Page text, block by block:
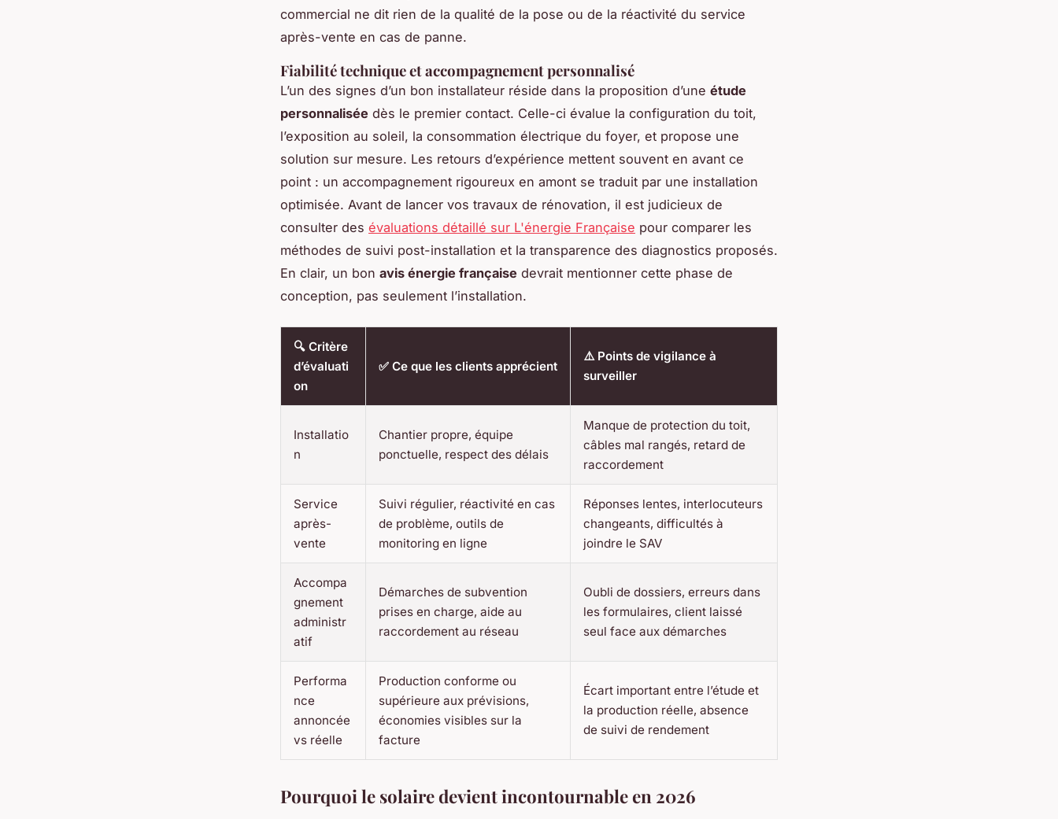
commercial ne dit rien de la qualité de la pose ou de la réactivité du service
après-vente en cas de panne.
Fiabilité technique et accompagnement personnalisé
L’un des signes d’un bon installateur réside dans la proposition d’une étude
personnalisée dès le premier contact. Celle-ci évalue la configuration du toit,
l’exposition au soleil, la consommation électrique du foyer, et propose une
solution sur mesure. Les retours d’expérience mettent souvent en avant ce
point : un accompagnement rigoureux en amont se traduit par une installation
optimisée. Avant de lancer vos travaux de rénovation, il est judicieux de
consulter des évaluations détaillé sur L'énergie Française pour comparer les
méthodes de suivi post-installation et la transparence des diagnostics proposés.
En clair, un bon avis énergie française devrait mentionner cette phase de
conception, pas seulement l’installation.
🔍 Critère
d’évaluati
on
✅ Ce que les clients apprécient
⚠️ Points de vigilance à
surveiller
Installatio
n
Chantier propre, équipe
ponctuelle, respect des délais
Manque de protection du toit,
câbles mal rangés, retard de
raccordement
Service
après-
vente
Suivi régulier, réactivité en cas
de problème, outils de
monitoring en ligne
Réponses lentes, interlocuteurs
changeants, difficultés à
joindre le SAV
Accompa
gnement
administr
atif
Démarches de subvention
prises en charge, aide au
raccordement au réseau
Oubli de dossiers, erreurs dans
les formulaires, client laissé
seul face aux démarches
Performa
nce
annoncée
vs réelle
Production conforme ou
supérieure aux prévisions,
économies visibles sur la
facture
Écart important entre l’étude et
la production réelle, absence
de suivi de rendement
Pourquoi le solaire devient incontournable en 2026